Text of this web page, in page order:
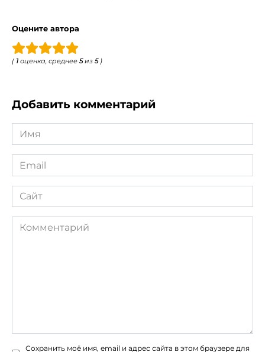
Оцените автора
( 1 оценка, среднее 5из 5)
Добавить комментарий
Имя
*
Email
*
Сайт
Комментарий
Сохранить моё имя, email и адрес сайта в этом браузере для